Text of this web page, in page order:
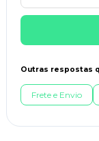
Outras respostas
Frete e Envio